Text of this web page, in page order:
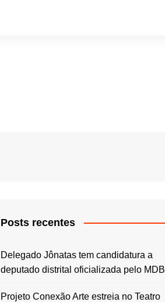
Posts recentes
Delegado Jônatas tem candidatura a
deputado distrital oficializada pelo MDB
Projeto Conexão Arte estreia no Teatro